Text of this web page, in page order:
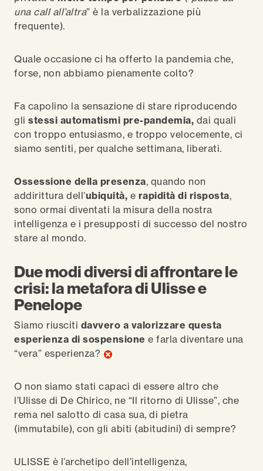
una call all’altra” è la verbalizzazione più
frequente).
Quale occasione ci ha offerto la pandemia che,
forse, non abbiamo pienamente colto?
Fa capolino la sensazione di stare riproducendo
gli stessi automatismi pre-pandemia, dai quali
con troppo entusiasmo, e troppo velocemente, ci
siamo sentiti, per qualche settimana, liberati.
Ossessione della presenza, quando non
addirittura dell’ubiquità, e rapidità di risposta,
sono ormai diventati la misura della nostra
intelligenza e i presupposti di successo del nostro
stare al mondo.
Due modi diversi di affrontare le
crisi: la metafora di Ulisse e
Penelope
Siamo riusciti davvero a valorizzare questa
esperienza di sospensione e farla diventare una
“vera” esperienza?
O non siamo stati capaci di essere altro che
l’Ulisse di De Chirico, ne “Il ritorno di Ulisse”, che
rema nel salotto di casa sua, di pietra
(immutabile), con gli abiti (abitudini) di sempre?
ULISSE è l’archetipo dell’intelligenza,